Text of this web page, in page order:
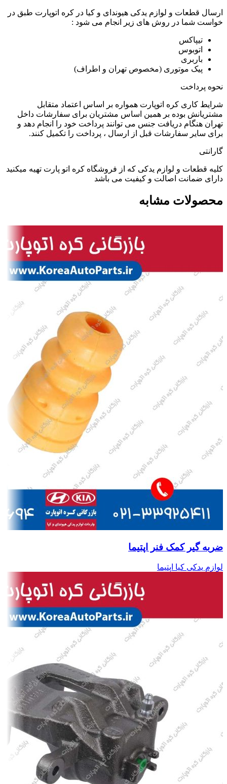
ارسال قطعات و لوازم یدکی هیوندای و کیا در کره اتوپارت طبق در
خواست شما در روش های زیر انجام می شود :
تیپاکس
اتوبوس
باربری
پیک موتوری (مخصوص تهران و اطراف)
نحوه پرداخت
شرایط کاری کره اتوپارت همواره بر اساس اعتماد متقابل
مشتریانش بوده بر همین اساس مشتریان برای سفارشات داخل
تهران هنگام دریافت جنس می توانند پرداخت خود را انجام دهد و
برای سایر سفارشات قبل از ارسال ، پرداخت را تکمیل کنند.
گارانتی
کلیه قطعات و لوازم یدکی که از فروشگاه کره اتو پارت تهیه میکنید
دارای ضمانت اصالت و کیفیت می باشد
محصولات مشابه
ضربه گیر کمک فنر اپتیما
لوازم یدکی کیا اپتیما